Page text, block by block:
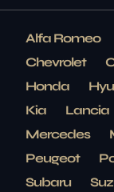
Alfa Romeo
Chevrolet
Honda
Kia
Lancia
Mercedes
Peugeot
Subaru